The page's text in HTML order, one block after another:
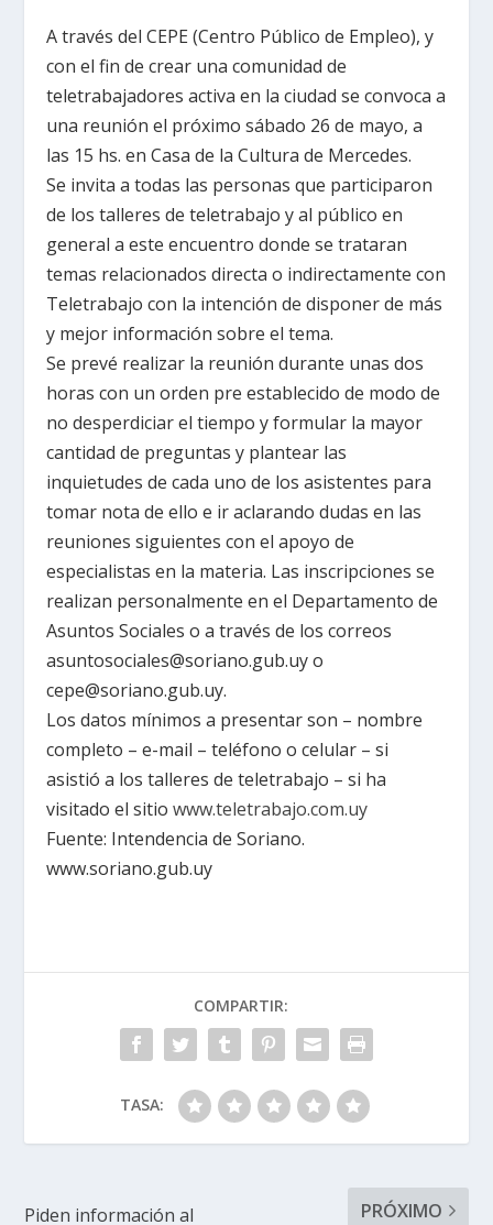
A través del CEPE (Centro Público de Empleo), y
con el fin de crear una comunidad de
teletrabajadores activa en la ciudad se convoca a
una reunión el próximo sábado 26 de mayo, a
las 15 hs. en Casa de la Cultura de Mercedes.
Se invita a todas las personas que participaron
de los talleres de teletrabajo y al público en
general a este encuentro donde se trataran
temas relacionados directa o indirectamente con
Teletrabajo con la intención de disponer de más
y mejor información sobre el tema.
Se prevé realizar la reunión durante unas dos
horas con un orden pre establecido de modo de
no desperdiciar el tiempo y formular la mayor
cantidad de preguntas y plantear las
inquietudes de cada uno de los asistentes para
tomar nota de ello e ir aclarando dudas en las
reuniones siguientes con el apoyo de
especialistas en la materia. Las inscripciones se
realizan personalmente en el Departamento de
Asuntos Sociales o a través de los correos
asuntosociales@soriano.gub.uy o
cepe@soriano.gub.uy.
Los datos mínimos a presentar son – nombre
completo – e-mail – teléfono o celular – si
asistió a los talleres de teletrabajo – si ha
visitado el sitiowww.teletrabajo.com.uy
Fuente: Intendencia de Soriano.
www.soriano.gub.uy
COMPARTIR:
TASA:
Piden información al
PRÓXIMO